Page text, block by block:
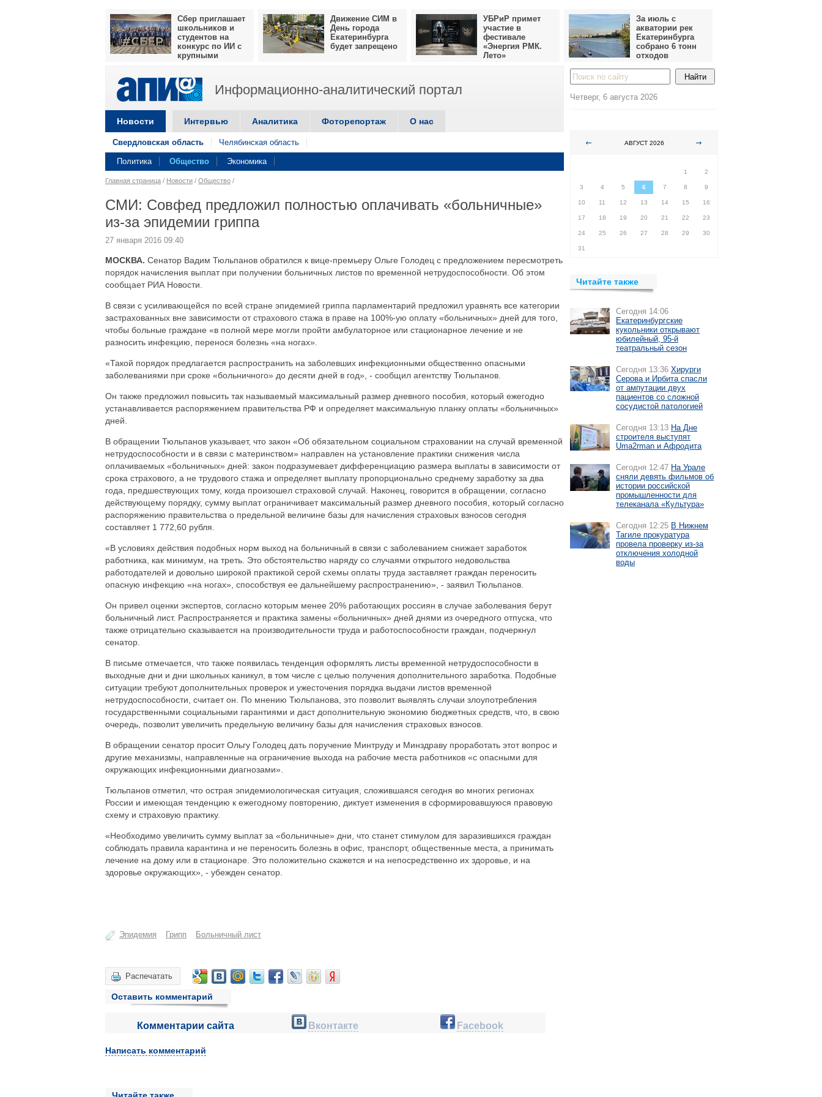
Сбер приглашает
школьников и
студентов на
конкурс по ИИ с
крупными
Движение СИМ в
День города
Екатеринбурга
будет запрещено
УБРиР примет
участие в
фестивале
«Энергия РМК.
Лето»
За июль с
акватории рек
Екатеринбурга
собрано 6 тонн
отходов
Информационно-аналитический портал
Новости Интервью Аналитика Фоторепортаж О нас
Свердловская область Челябинская область
Политика Общество Экономика
Главная страница / Новости / Общество /
СМИ: Совфед предложил полностью оплачивать «больничные»
из-за эпидемии гриппа
27 января 2016 09:40
МОСКВА. Сенатор Вадим Тюльпанов обратился к вице-премьеру Ольге Голодец с предложением пересмотреть
порядок начисления выплат при получении больничных листов по временной нетрудоспособности. Об этом
сообщает РИА Новости.
В связи с усиливающейся по всей стране эпидемией гриппа парламентарий предложил уравнять все категории
застрахованных вне зависимости от страхового стажа в праве на 100%-ую оплату «больничных» дней для того,
чтобы больные граждане «в полной мере могли пройти амбулаторное или стационарное лечение и не
разносить инфекцию, перенося болезнь «на ногах».
«Такой порядок предлагается распространить на заболевших инфекционными общественно опасными
заболеваниями при сроке «больничного» до десяти дней в год», - сообщил агентству Тюльпанов.
Он также предложил повысить так называемый максимальный размер дневного пособия, который ежегодно
устанавливается распоряжением правительства РФ и определяет максимальную планку оплаты «больничных»
дней.
В обращении Тюльпанов указывает, что закон «Об обязательном социальном страховании на случай временной
нетрудоспособности и в связи с материнством» направлен на установление практики снижения числа
оплачиваемых «больничных» дней: закон подразумевает дифференциацию размера выплаты в зависимости от
срока страхового, а не трудового стажа и определяет выплату пропорционально среднему заработку за два
года, предшествующих тому, когда произошел страховой случай. Наконец, говорится в обращении, согласно
действующему порядку, сумму выплат ограничивает максимальный размер дневного пособия, который согласно
распоряжению правительства о предельной величине базы для начисления страховых взносов сегодня
составляет 1 772,60 рубля.
«В условиях действия подобных норм выход на больничный в связи с заболеванием снижает заработок
работника, как минимум, на треть. Это обстоятельство наряду со случаями открытого недовольства
работодателей и довольно широкой практикой серой схемы оплаты труда заставляет граждан переносить
опасную инфекцию «на ногах», способствуя ее дальнейшему распространению», - заявил Тюльпанов.
Он привел оценки экспертов, согласно которым менее 20% работающих россиян в случае заболевания берут
больничный лист. Распространяется и практика замены «больничных» дней днями из очередного отпуска, что
также отрицательно сказывается на производительности труда и работоспособности граждан, подчеркнул
сенатор.
В письме отмечается, что также появилась тенденция оформлять листы временной нетрудоспособности в
выходные дни и дни школьных каникул, в том числе с целью получения дополнительного заработка. Подобные
ситуации требуют дополнительных проверок и ужесточения порядка выдачи листов временной
нетрудоспособности, считает он. По мнению Тюльпанова, это позволит выявлять случаи злоупотребления
государственными социальными гарантиями и даст дополнительную экономию бюджетных средств, что, в свою
очередь, позволит увеличить предельную величину базы для начисления страховых взносов.
В обращении сенатор просит Ольгу Голодец дать поручение Минтруду и Минздраву проработать этот вопрос и
другие механизмы, направленные на ограничение выхода на рабочие места работников «с опасными для
окружающих инфекционными диагнозами».
Тюльпанов отметил, что острая эпидемиологическая ситуация, сложившаяся сегодня во многих регионах
России и имеющая тенденцию к ежегодному повторению, диктует изменения в сформировавшуюся правовую
схему и страховую практику.
«Необходимо увеличить сумму выплат за «больничные» дни, что станет стимулом для заразившихся граждан
соблюдать правила карантина и не переносить болезнь в офис, транспорт, общественные места, а принимать
лечение на дому или в стационаре. Это положительно скажется и на непосредственно их здоровье, и на
здоровье окружающих», - убежден сенатор.
Эпидемия Грипп Больничный лист
Распечатать
Оставить комментарий
Комментарии сайта Вконтакте Facebook
Написать комментарий
Четверг, 6 августа 2026
АВГУСТ 2026
1
2
3 4 5 6 7 8 9
10 11 12 13 14 15 16
17 18 19 20 21 22 23
24 25 26 27 28 29 30
31
Читайте также
Сегодня 14:06
Екатеринбургские
кукольники открывают
юбилейный, 95-й
театральный сезон
Сегодня 13:36 Хирурги
Серова и Ирбита спасли
от ампутации двух
пациентов со сложной
сосудистой патологией
Сегодня 13:13 На Дне
строителя выступят
Uma2rman и Афродита
Сегодня 12:47 На Урале
сняли девять фильмов об
истории российской
промышленности для
телеканала «Культура»
Сегодня 12:25 В Нижнем
Тагиле прокуратура
провела проверку из-за
отключения холодной
воды